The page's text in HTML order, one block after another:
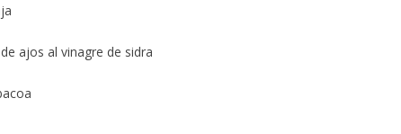
ajos al vinagre de sidra